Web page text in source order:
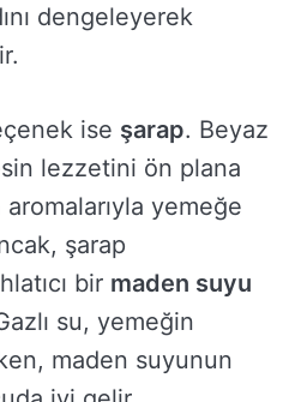
dengeleyerek
ise şarap. Beyaz
lezzetini ön plana
aromalarıyla yemeğe
şarap
bir maden suyu
su, yemeğin
maden suyunun